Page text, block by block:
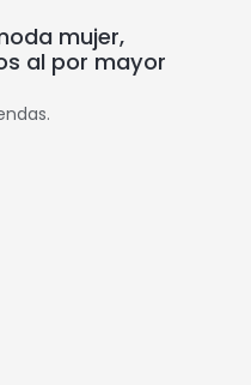
mujer,
al por mayor